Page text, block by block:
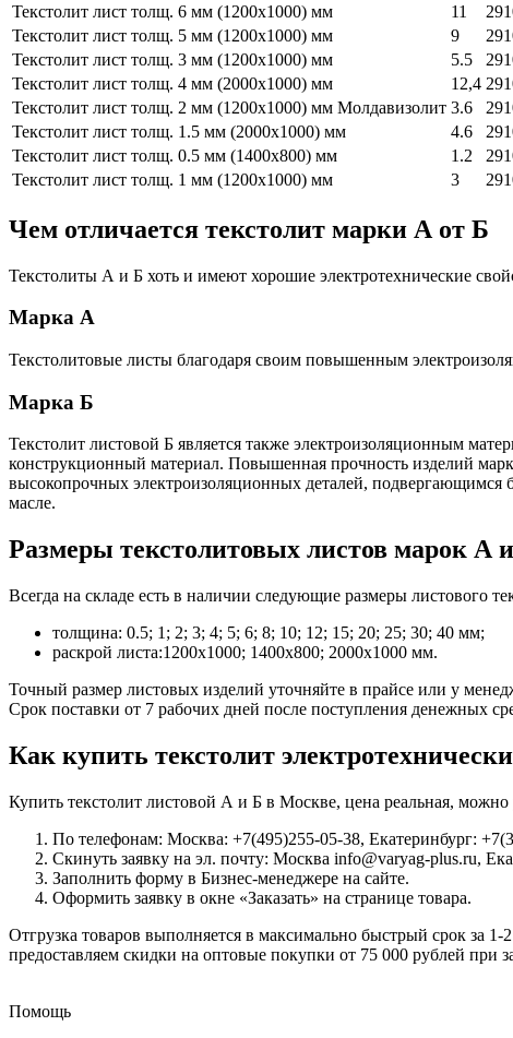
Текстолит лист толщ. 6 мм (1200х1000) мм
11
Текстолит лист толщ. 5 мм (1200х1000) мм
9
Текстолит лист толщ. 3 мм (1200х1000) мм
5.5
Текстолит лист толщ. 4 мм (2000х1000) мм
12,4
Текстолит лист толщ. 2 мм (1200х1000) мм Молдавизолит 3.6
Текстолит лист толщ. 1.5 мм (2000х1000) мм
4.6
Текстолит лист толщ. 0.5 мм (1400х800) мм
1.2
Текстолит лист толщ. 1 мм (1200х1000) мм
3
Чем отличается текстолит марки А от Б
Текстолиты А и Б хоть и имеют хорошие электротехнические
Марка А
Текстолитовые листы благодаря своим повышенным
Марка Б
Текстолит листовой Б является также электроизоляционным
конструкционный материал. Повышенная прочность изделий
высокопрочных электроизоляционных деталей, подвергающимся
масле.
Размеры текстолитовых листов марок А
Всегда на складе есть в наличии следующие размеры листового
толщина: 0.5; 1; 2; 3; 4; 5; 6; 8; 10; 12; 15; 20; 25; 30; 40 мм;
раскрой листа:1200х1000; 1400х800; 2000х1000 мм.
Точный размер листовых изделий уточняйте в прайсе или у
Срок поставки от 7 рабочих дней после поступления денежных
Как купить текстолит
Купить текстолит листовой А и Б в Москве, цена реальная,
По телефонам: Москва: +7(495)255-05-38, Екатеринбург:
Скинуть заявку на эл. почту: Москва info@varyag-plus.ru,
Заполнить форму в Бизнес-менеджере на сайте.
Оформить заявку в окне «Заказать» на странице товара.
Отгрузка товаров выполняется в максимально быстрый срок за
предоставляем скидки на оптовые покупки от 75 000 рублей при
Помощь